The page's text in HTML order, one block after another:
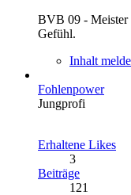
BVB 09 - Meister
Gefühl.
Inhalt
Fohlenpower
Jungprofi
Erhaltene Likes
3
Beiträge
121